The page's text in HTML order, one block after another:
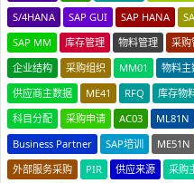
S/4HANA
SAP GUI SAP HANA
SAP MM
库存管理 物料管理 采购
企业结构
采购组织 MM01 物料主
供应商主数据
ME41 RFQ 库存物
科目分配
采购申请 AC03 ML81N
Business Partner
SAP培训 ME51N
外部服务采购
PIR 供应来源 采购